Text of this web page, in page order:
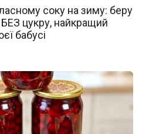
соку на зиму: беру
цукру, найкращий
бабусі